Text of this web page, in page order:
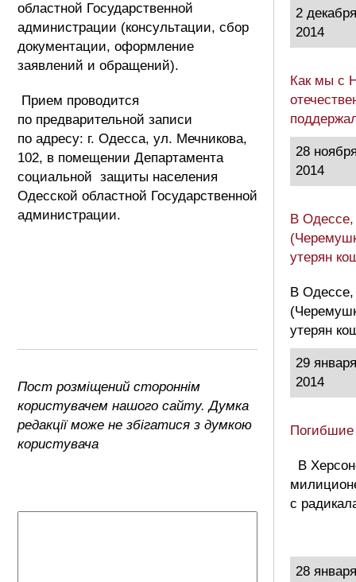
областной Государственной
администрации (консультации, сбор
документации, оформление
заявлений и обращений).
Прием проводится
по предварительной записи
по адресу: г. Одесса, ул. Мечникова,
102, в помещении Департамента
социальной защиты населения
Одесской областной Государственной
администрации.
Пост розміщений стороннім
користувачем нашого сайту. Думка
редакції може не збігатися з думкою
користувача
2 декабря
2014
Как мы с
28
2014
В
утерян
В
утерян
29 января
2014
В
с
28 января